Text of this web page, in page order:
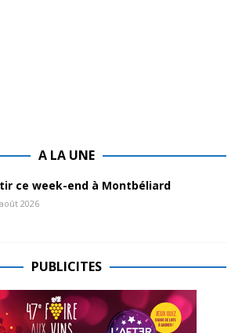
A LA UNE
ce week-end à Montbéliard
2026
PUBLICITES